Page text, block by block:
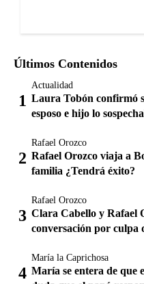
Últimos Contenidos
Actualidad
Laura Tobón confirmó
esposo e hijo lo
Rafael Orozco
Rafael Orozco viaja a
familia ¿Tendrá éxito?
Rafael Orozco
Clara Cabello y Rafael
conversación por culpa
María la Caprichosa
María se entera de que